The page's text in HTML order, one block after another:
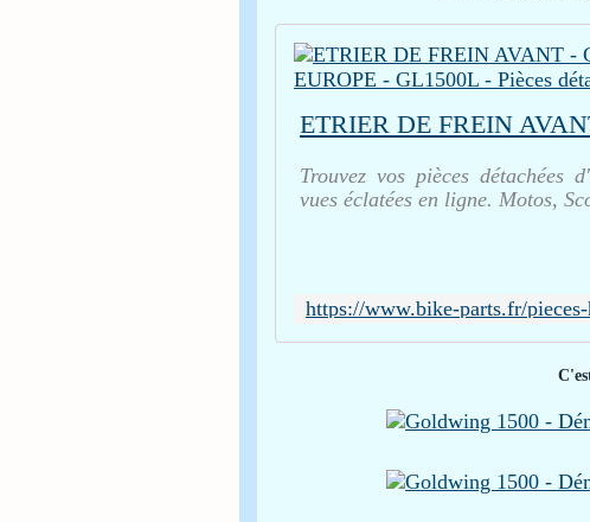
Trouvez vos pièces détachées
vues éclatées en ligne. Motos,